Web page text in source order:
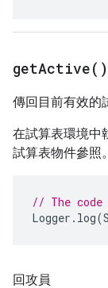
getActive( )
傳回目前有效的
在試算表環境中
試算表物件參照。
// The
Logger . log(
回攻員